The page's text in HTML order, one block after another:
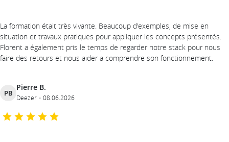
La formation était très vivante. Beaucoup d'exemples, de mise en
situation et travaux pratiques pour appliquer les concepts présentés.
Florent a également pris le temps de regarder notre stack pour nous
faire des retours et nous aider a comprendre son fonctionnement.
PB
Pierre B.
Deezer 08.06.2026